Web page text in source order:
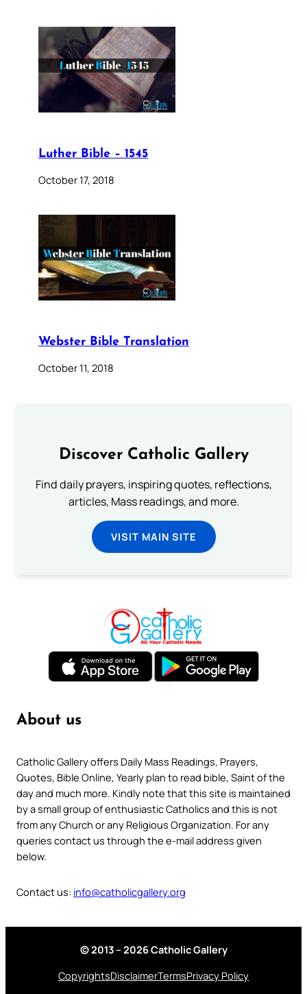
Luther Bible – 1545
October 17, 2018
Webster Bible Translation
October 11, 2018
Discover Catholic Gallery
Find daily prayers, inspiring quotes, reflections,
articles, Mass readings, and more.
VISIT MAIN SITE
About us
Catholic Gallery offers Daily Mass Readings, Prayers,
Quotes, Bible Online, Yearly plan to read bible, Saint of the
day and much more. Kindly note that this site is maintained
by a small group of enthusiastic Catholics and this is not
from any Church or any Religious Organization. For any
queries contact us through the e-mail address given
below.
Contact us: info@catholicgallery.org
© 2013 – 2026 Catholic Gallery
CopyrightsDisclaimerTermsPrivacy Policy